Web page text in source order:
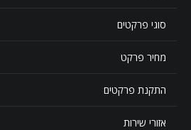
סוגי פרקטים
מחיר פרקט
התקנת פרקטים
אזורי שירות